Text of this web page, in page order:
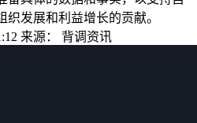
织发展和利益增长的贡献。
来源： 背调资讯